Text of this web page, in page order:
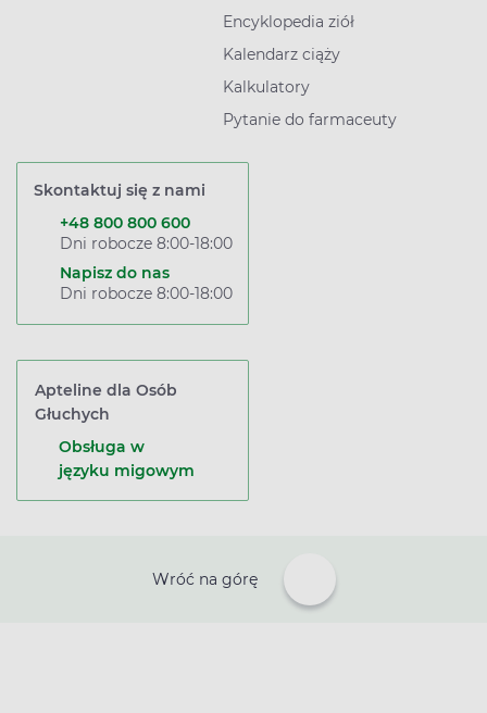
Encyklopedia ziół
Kalendarz ciąży
Kalkulatory
Pytanie do farmaceuty
Skontaktuj się z nami
+48 800 800 600
Dni robocze 8:00-18:00
Napisz do nas
Dni robocze 8:00-18:00
Apteline dla Osób
Głuchych
Obsługa w
języku migowym
Wróć na górę